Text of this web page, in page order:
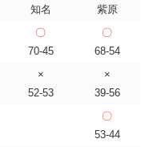
知名 紫原
〇
70-45
〇
68-54
×
52-53
×
39-56
〇
53-44